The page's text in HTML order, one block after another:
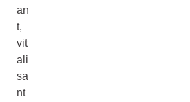
an
t,
vit
ali
sa
nt